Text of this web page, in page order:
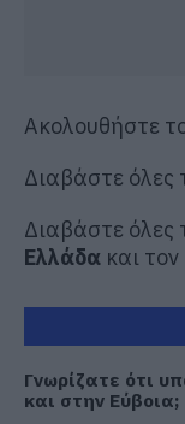
Ακολουθήστε
Διαβάστε όλες
Διαβάστε όλες
Ελλάδα και τον
Γνωρίζατε ότι
και στην Εύβοια;